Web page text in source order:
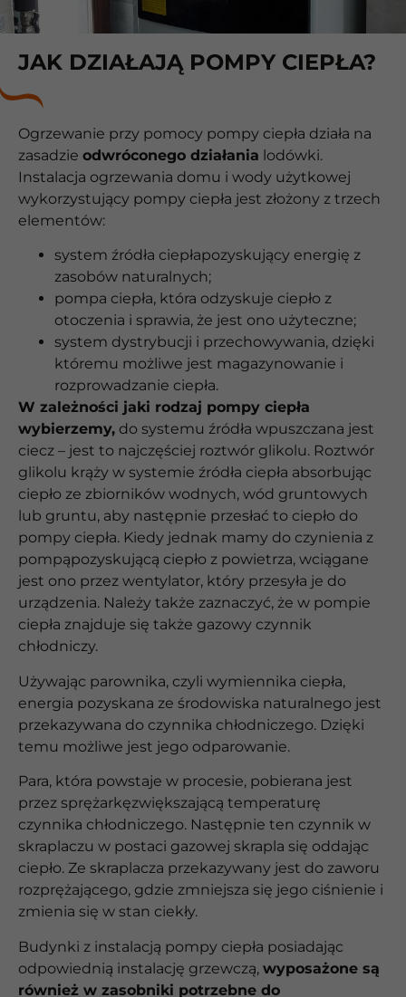
JAK DZIAŁAJĄ POMPY CIEPŁA?
Ogrzewanie przy pomocy pompy ciepła działa na
zasadzie odwróconego działania lodówki.
Instalacja ogrzewania domu i wody użytkowej
wykorzystujący pompy ciepła jest złożony z trzech
elementów:
system źródła ciepłapozyskujący energię z
zasobów naturalnych;
pompa ciepła, która odzyskuje ciepło z
otoczenia i sprawia, że jest ono użyteczne;
system dystrybucji i przechowywania, dzięki
któremu możliwe jest magazynowanie i
rozprowadzanie ciepła.
W zależności jaki rodzaj pompy ciepła
wybierzemy, do systemu źródła wpuszczana jest
ciecz – jest to najczęściej roztwór glikolu. Roztwór
glikolu krąży w systemie źródła ciepła absorbując
ciepło ze zbiorników wodnych, wód gruntowych
lub gruntu, aby następnie przesłać to ciepło do
pompy ciepła. Kiedy jednak mamy do czynienia z
pompąpozyskującą ciepło z powietrza, wciągane
jest ono przez wentylator, który przesyła je do
urządzenia. Należy także zaznaczyć, że w pompie
ciepła znajduje się także gazowy czynnik
chłodniczy.
Używając parownika, czyli wymiennika ciepła,
energia pozyskana ze środowiska naturalnego jest
przekazywana do czynnika chłodniczego. Dzięki
temu możliwe jest jego odparowanie.
Para, która powstaje w procesie, pobierana jest
przez sprężarkęzwiększającą temperaturę
czynnika chłodniczego. Następnie ten czynnik w
skraplaczu w postaci gazowej skrapla się oddając
ciepło. Ze skraplacza przekazywany jest do zaworu
rozprężającego, gdzie zmniejsza się jego ciśnienie i
zmienia się w stan ciekły.
Budynki z instalacją pompy ciepła posiadając
odpowiednią instalację grzewczą, wyposażone są
również w zasobniki potrzebne do